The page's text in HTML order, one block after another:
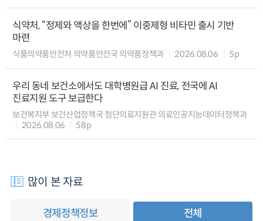
식약처, “정제와 액상을 한번에” 이중제형 비타민 출시 기반
마련
식품의약품안전처 의약품안전국 의약품정책과 2026.08.06 5p
우리 동네 보건소에서도 대학병원급 AI 진료, 전국에 AI
진료지원 도구 보급한다
보건복지부 보건산업정책국 첨단의료지원관 의료인공지능데이터정책과
2026.08.06
58p
많이 본 자료
경제정책정보 전체